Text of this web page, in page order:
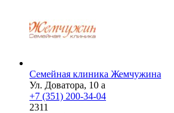
Семейная клиника Жемчужина
Ул. Доватора, 10 а
+7 (351) 200-34-04
2311